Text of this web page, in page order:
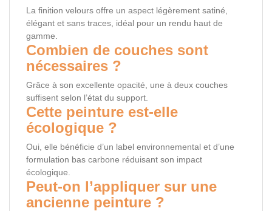
La finition velours offre un aspect légèrement satiné,
élégant et sans traces, idéal pour un rendu haut de
gamme.
Combien de couches sont
nécessaires ?
Grâce à son excellente opacité, une à deux couches
suffisent selon l’état du support.
Cette peinture est-elle
écologique ?
Oui, elle bénéficie d’un label environnemental et d’une
formulation bas carbone réduisant son impact
écologique.
Peut-on l’appliquer sur une
ancienne peinture ?